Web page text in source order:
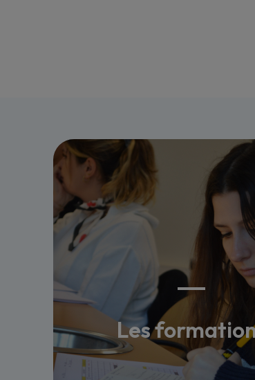
Les